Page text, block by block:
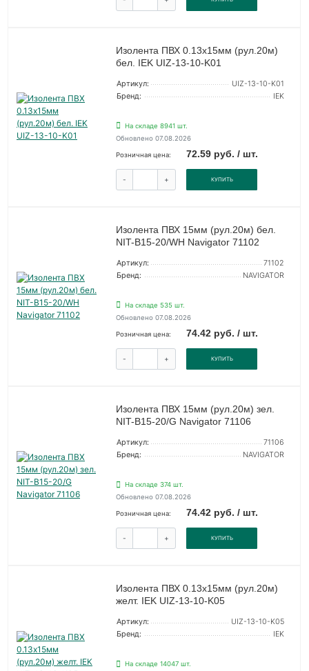
Изолента ПВХ 0.13х15мм (рул.20м)
бел. IEK UIZ-13-10-K01
Артикул:
UIZ-13-10-K01
Бренд:
IEK
На складе 8941 шт.
Обновлено 07.08.2026
Розничная цена: 72.59 руб. / шт.
- + КУПИТЬ
Изолента ПВХ 15мм (рул.20м) бел.
NIT-B15-20/WH Navigator 71102
Артикул:
71102
Бренд:
NAVIGATOR
На складе 535 шт.
Обновлено 07.08.2026
Розничная цена: 74.42 руб. / шт.
- + КУПИТЬ
Изолента ПВХ 15мм (рул.20м) зел.
NIT-B15-20/G Navigator 71106
Артикул:
71106
Бренд:
NAVIGATOR
На складе 374 шт.
Обновлено 07.08.2026
Розничная цена: 74.42 руб. / шт.
- + КУПИТЬ
Изолента ПВХ 0.13х15мм (рул.20м)
желт. IEK UIZ-13-10-K05
Артикул:
UIZ-13-10-K05
Бренд:
IEK
На складе 14047 шт.